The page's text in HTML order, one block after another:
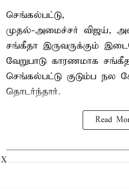
செங்கல்பட்டு,
முதல்-அமைச்சர் விஜய்,
சங்கீதா இருவருக்கும்
வேறுபாடு காரணமாக
செங்கல்பட்டு குடும்ப நல
தொடர்ந்தார்.
Read
X